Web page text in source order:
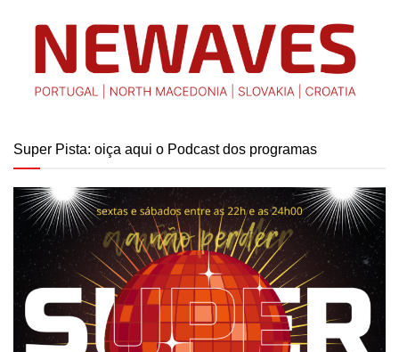
Super Pista: oiça aqui o Podcast dos programas